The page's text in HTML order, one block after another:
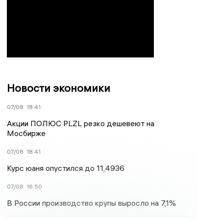
Новости экономики
07/08 18:41
Акции ПОЛЮС PLZL резко дешевеют на
Мосбирже
07/08 18:41
Курс юаня опустился до 11,4936
07/08 16:50
В России производство крупы выросло на 7,1%